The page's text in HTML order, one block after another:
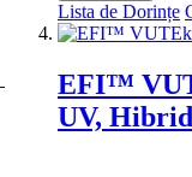
Lista de Dorințe
EFI™
UV, Hibrid